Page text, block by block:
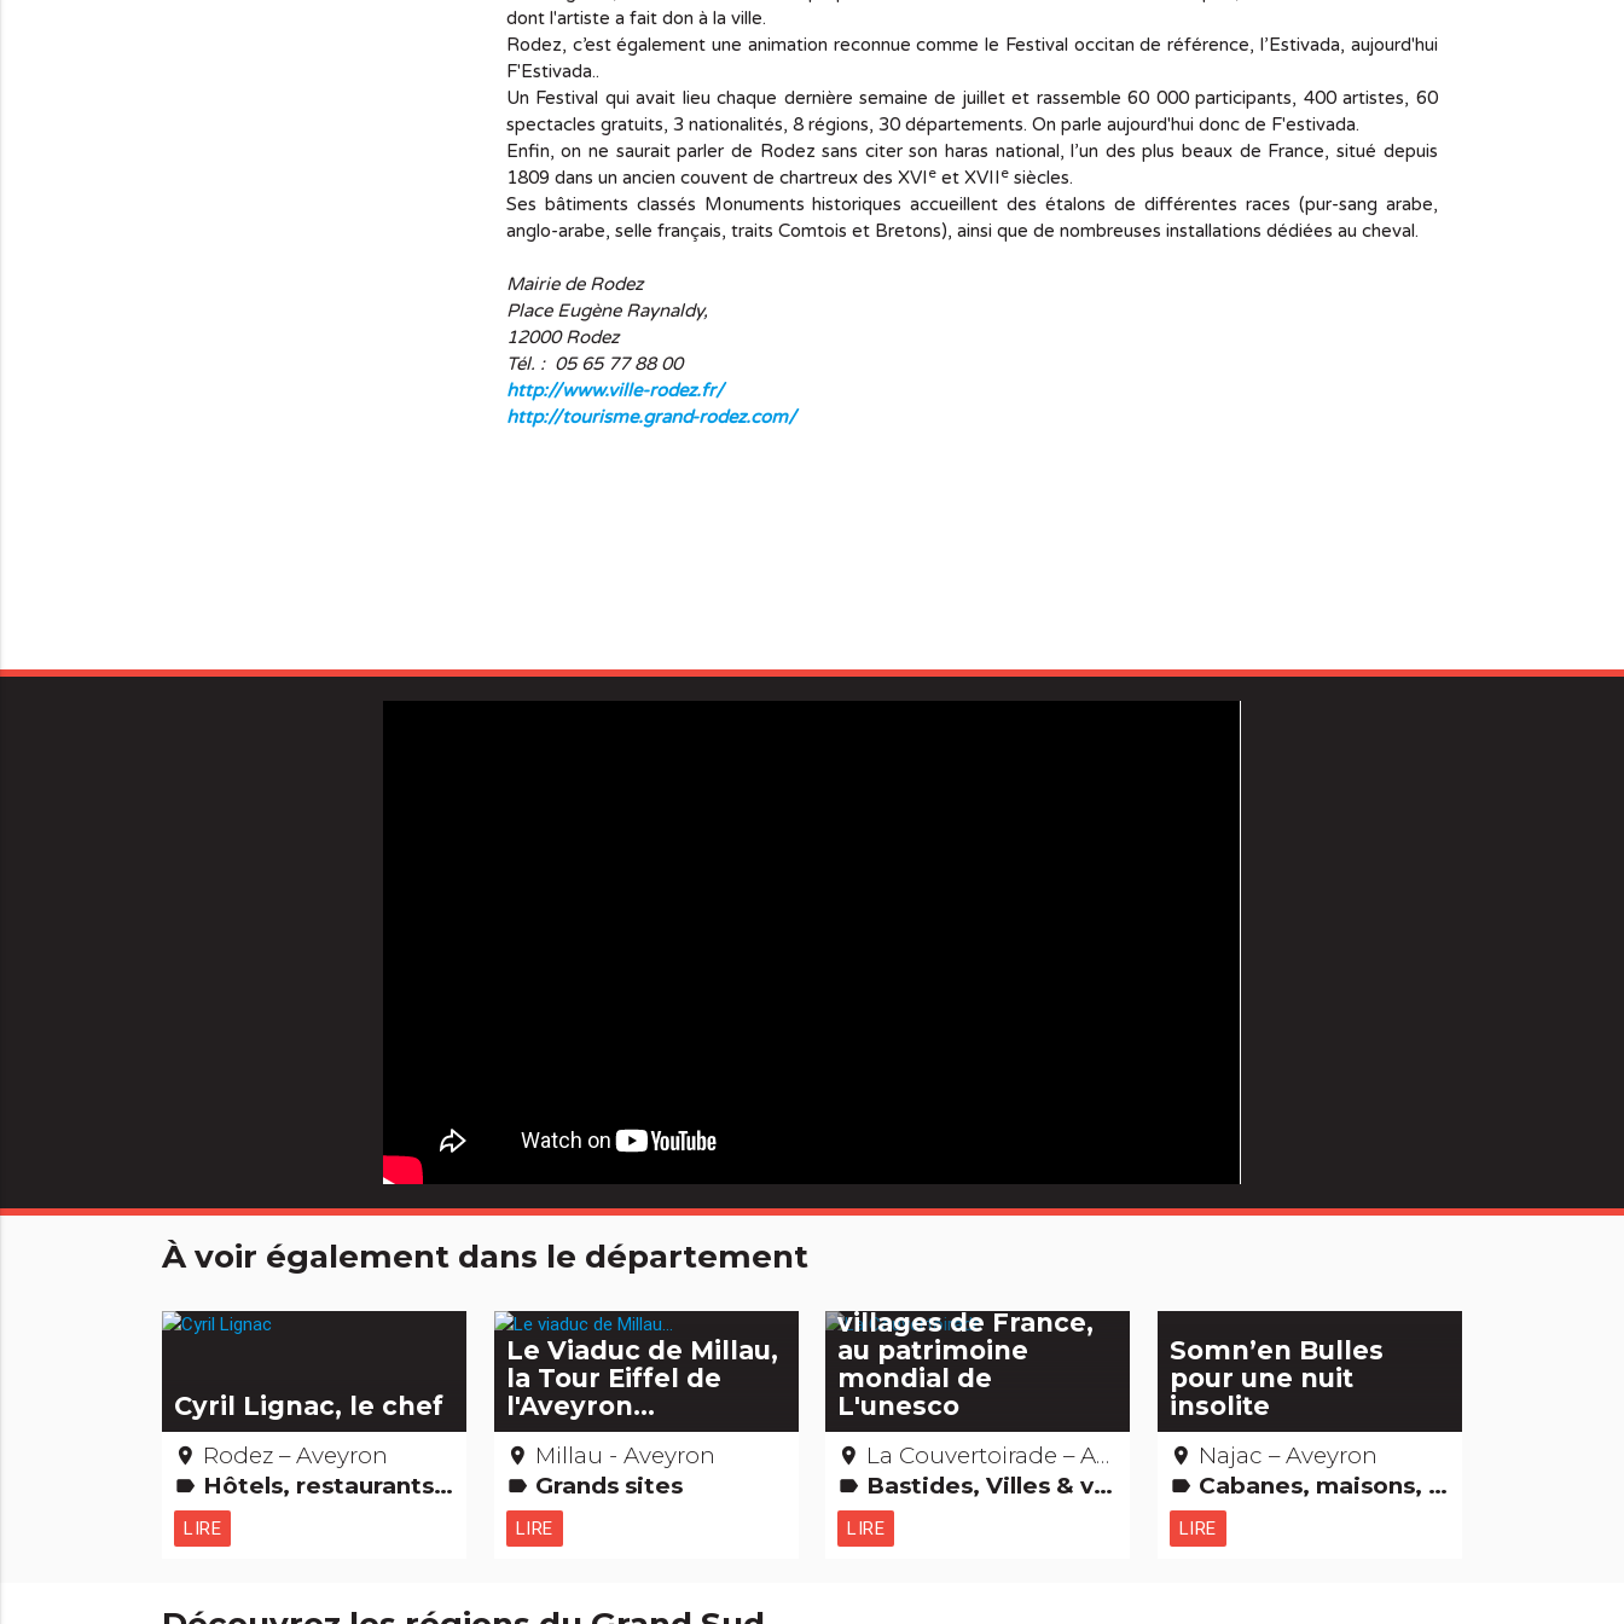
dont l'artiste a fait don à la ville.
Rodez, c’est également une animation reconnue comme le Festival occitan de référence, l’Estivada, aujourd'hui
F'Estivada..
Un Festival qui avait lieu chaque dernière semaine de juillet et rassemble 60 000 participants, 400 artistes, 60
spectacles gratuits, 3 nationalités, 8 régions, 30 départements. On parle aujourd'hui donc de F'estivada.
Enfin, on ne saurait parler de Rodez sans citer son haras national, l’un des plus beaux de France, situé depuis
1809 dans un ancien couvent de chartreux des XVI eet XVII esiècles.
Ses bâtiments classés Monuments historiques accueillent des étalons de différentes races (pur-sang arabe,
anglo-arabe, selle français, traits Comtois et Bretons), ainsi que de nombreuses installations dédiées au cheval.
Mairie de Rodez
Place Eugène Raynaldy,
12000 Rodez
Tél. : 05 65 77 88 00
http://www.ville-rodez.fr/
http://tourisme.grand-rodez.com/
À voir également dans le département
Cyril Lignac, le chef
place Rodez – Aveyron
label Hôtels, restaurants, bars Gastronomie [à manger] Gens d'ici
LIRE
Le Viaduc de Millau,
la Tour Eiffel de
l'Aveyron...
place Millau - Aveyron
label Grands sites
LIRE
villages de France,
au patrimoine
mondial de
L'unesco
place La Couvertoirade – Aveyron
label Bastides, Villes & villages Grands sites
LIRE
Somn’en Bulles
pour une nuit
insolite
place Najac – Aveyron
label Cabanes, maisons, igloos, gîtes et cie
LIRE